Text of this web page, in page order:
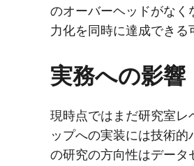
のオーバーヘッドがなく
力化を同時に達成できる
実務への影響
現時点ではまだ研究室レ
ップへの実装には技術的
の研究の方向性はデータ